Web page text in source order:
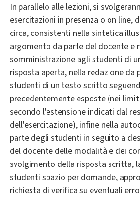
In parallelo alle lezioni, si
esercitazioni in presenza o on line,
circa, consistenti nella sintetica
argomento da parte del docente e
somministrazione agli studenti di
risposta aperta, nella redazione da
studenti di un testo scritto
precedentemente esposte (nei
secondo l'estensione indicati dal
dell'esercitazione), infine nella
parte degli studenti in seguito a
del docente delle modalità e dei
svolgimento della risposta scritta,
studenti spazio per domande,
richiesta di verifica su eventuali